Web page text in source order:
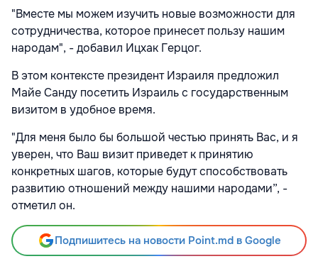
"Вместе мы можем изучить новые возможности для
сотрудничества, которое принесет пользу нашим
народам", - добавил Ицхак Герцог.
В этом контексте президент Израиля предложил
Майе Санду посетить Израиль с государственным
визитом в удобное время.
"Для меня было бы большой честью принять Вас, и я
уверен, что Ваш визит приведет к принятию
конкретных шагов, которые будут способствовать
развитию отношений между нашими народами”, -
отметил он.
Подпишитесь на новости Point.md в Google